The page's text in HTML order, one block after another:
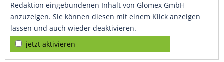
Redaktion eingebundenen Inhalt von Glomex GmbH
anzuzeigen. Sie können diesen mit einem Klick anzeigen
lassen und auch wieder deaktivieren.
jetzt aktivieren